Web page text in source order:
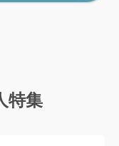
特集